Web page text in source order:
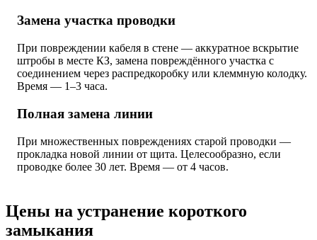
Замена участка проводки
При повреждении кабеля в стене — аккуратное вскрытие
штробы в месте КЗ, замена повреждённого участка с
соединением через распредкоробку или клеммную колодку.
Время — 1–3 часа.
Полная замена линии
При множественных повреждениях старой проводки —
прокладка новой линии от щита. Целесообразно, если
проводке более 30 лет. Время — от 4 часов.
Цены на устранение короткого
замыкания